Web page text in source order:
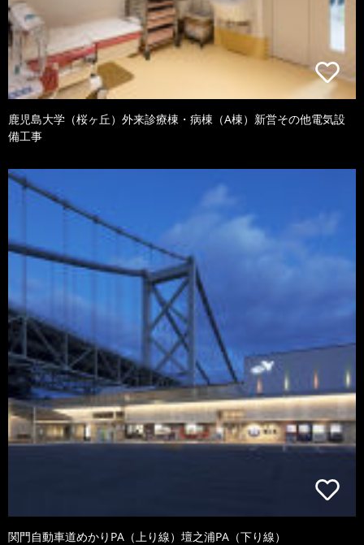
鹿児島大学（桜ヶ丘）外来診療棟・病棟（A棟）新営その他電気設
備工事
関門自動車道めかりPA（上り線）壇之浦PA（下り線）